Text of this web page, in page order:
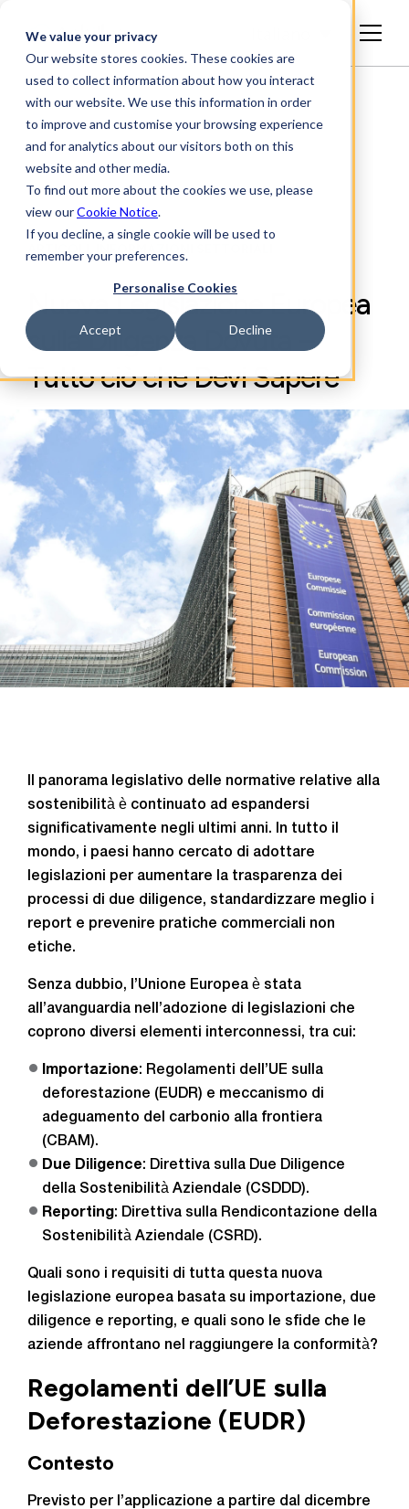
We value your privacy
Our website stores cookies. These cookies are
used to collect information about how you interact
with our website. We use this information in order
to improve and customise your browsing experience
and for analytics about our visitors both on this
website and other media.
To find out more about the cookies we use, please
view ourCookie Notice.
If you decline, a single cookie will be used to
remember your preferences.
Personalise Cookies
Accept Decline
ARTICOLI, INFORMAZIONI SETTORIALI
Nuova Legislazione Europea
sulla Diligenza Dovuta –
Tutto ciò che Devi Sapere
Il panorama legislativo delle normative relative alla
sostenibilità è continuato ad espandersi
significativamente negli ultimi anni. In tutto il
mondo, i paesi hanno cercato di adottare
legislazioni per aumentare la trasparenza dei
processi di due diligence, standardizzare meglio i
report e prevenire pratiche commerciali non
etiche.
Senza dubbio, l’Unione Europea è stata
all’avanguardia nell’adozione di legislazioni che
coprono diversi elementi interconnessi, tra cui:
Importazione: Regolamenti dell’UE sulla
deforestazione (EUDR) e meccanismo di
adeguamento del carbonio alla frontiera
(CBAM).
Due Diligence: Direttiva sulla Due Diligence
della Sostenibilità Aziendale (CSDDD).
Reporting : Direttiva sulla Rendicontazione della
Sostenibilità Aziendale (CSRD).
Quali sono i requisiti di tutta questa nuova
legislazione europea basata su importazione, due
diligence e reporting, e quali sono le sfide che le
aziende affrontano nel raggiungere la conformità?
Regolamenti dell’UE sulla
Deforestazione (EUDR)
Contesto
Previsto per l’applicazione a partire dal dicembre